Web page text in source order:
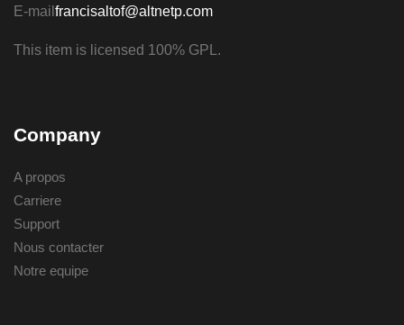
E-mail francisaltof@altnetp.com
This item is licensed 100% GPL.
Company
A propos
Carriere
Support
Nous contacter
Notre equipe